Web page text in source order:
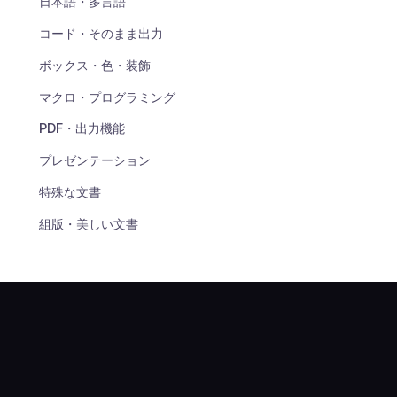
コード・そのまま出力
ボックス・色・装飾
マクロ・プログラミング
PDF・出力機能
プレゼンテーション
特殊な文書
組版・美しい文書
変換・連携